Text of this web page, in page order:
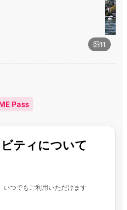
11
Pass
ティについて
いつでもご利用いただけます